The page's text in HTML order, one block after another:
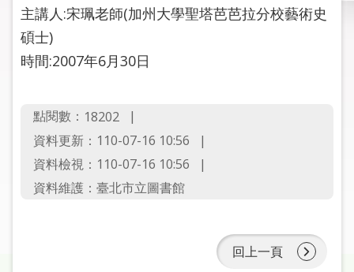
關
於
線
上
申
請
主講人:宋珮老師(加州大學聖塔芭芭拉分校藝術史
碩士)
時間:2007年6月30日
點閱數： 18202
資料更新：110-07-16 10:56
資料檢視：110-07-16 10:56
資料維護：臺北市立圖書館
回上一頁